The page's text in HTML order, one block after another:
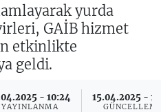
yurda
GAİB hizmet
etkinlikte
geldi.
- 10:24
YAYINLANMA
15.04.2025 -